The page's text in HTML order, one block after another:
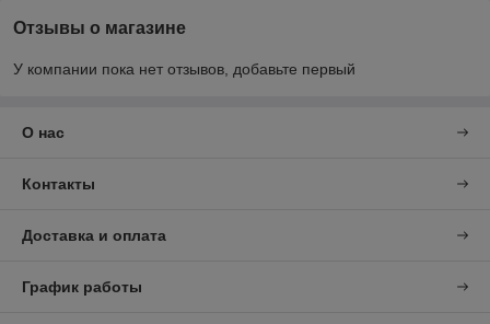
Отзывы о магазине
У компании пока нет отзывов, добавьте первый
О нас
Контакты
Доставка и оплата
График работы